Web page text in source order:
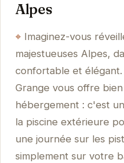
Alpes
Imaginez-vous
majestueuses Alpes,
confortable et élégant.
Grange vous offre
hébergement : c'est
la piscine extérieure
une journée sur les
simplement sur votre